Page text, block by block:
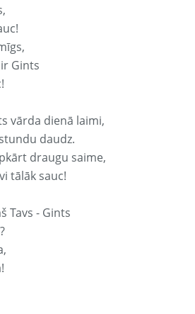
Gints
vārda dienā laimi,
daudz.
draugu saime,
tālāk sauc!
Tavs - Gints